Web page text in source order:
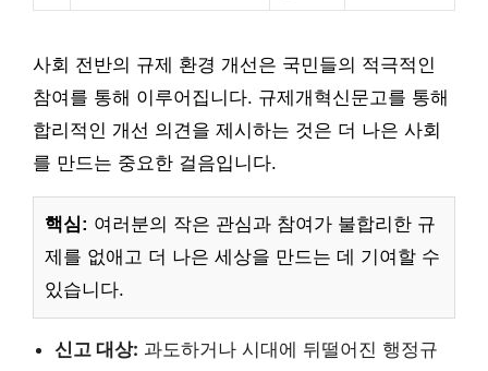
사회 전반의 규제 환경 개선은 국민들의 적극적인
참여를 통해 이루어집니다. 규제개혁신문고를 통해
합리적인 개선 의견을 제시하는 것은 더 나은 사회
를 만드는 중요한 걸음입니다.
핵심: 여러분의 작은 관심과 참여가 불합리한 규
제를 없애고 더 나은 세상을 만드는 데 기여할 수
있습니다.
신고 대상: 과도하거나 시대에 뒤떨어진 행정규